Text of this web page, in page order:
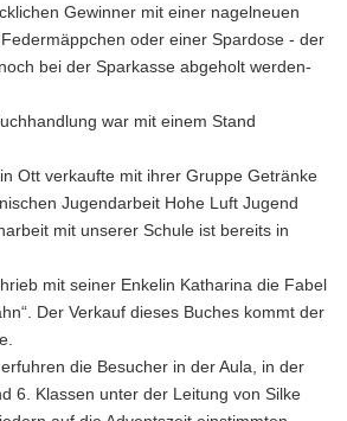
Gewinner mit einer nagelneuen
oder einer Spardose - der
bei der Sparkasse abgeholt werden-
war mit einem Stand
Ott verkaufte mit ihrer Gruppe Getränke
Jugendarbeit Hohe Luft Jugend
mit unserer Schule ist bereits in
mit seiner Enkelin Katharina die Fabel
Der Verkauf dieses Buches kommt der
die Besucher in der Aula, in der
6. Klassen unter der Leitung von Silke